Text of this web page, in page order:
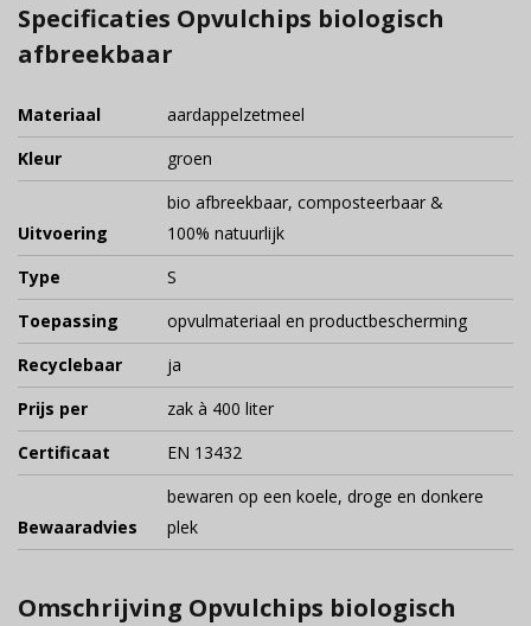
Specificaties Opvulchips biologisch
afbreekbaar
Materiaal
aardappelzetmeel
Kleur
groen
Uitvoering
bio afbreekbaar, composteerbaar &
100% natuurlijk
Type
S
Toepassing
opvulmateriaal en productbescherming
Recyclebaar
ja
Prijs per
zak à 400 liter
Certificaat
EN 13432
Bewaaradvies
bewaren op een koele, droge en donkere
plek
Omschrijving Opvulchips biologisch